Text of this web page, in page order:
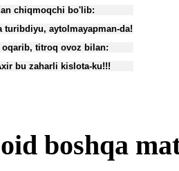
chiqmoqchi bo'lib:
aytolmayapman-da!
titroq ovoz bilan:
bu zaharli kislota-ku!!!
boshqa